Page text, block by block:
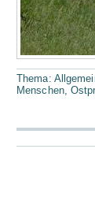
Thema:
Menschen,